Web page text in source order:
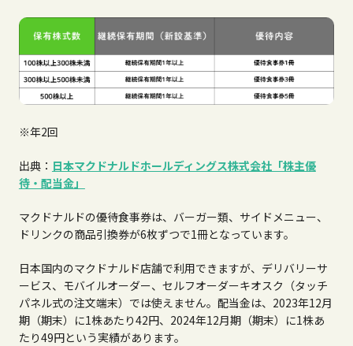
※年2回
出典： 日本マクドナルドホールディングス株式会社「株主優
待・配当金」
マクドナルドの優待食事券は、バーガー類、サイドメニュー、
ドリンクの商品引換券が6枚ずつで1冊となっています。
日本国内のマクドナルド店舗で利用できますが、デリバリーサ
ービス、モバイルオーダー、セルフオーダーキオスク（タッチ
パネル式の注文端末）では使えません。配当金は、2023年12月
期（期末）に1株あたり42円、2024年12月期（期末）に1株あ
たり49円という実績があります。